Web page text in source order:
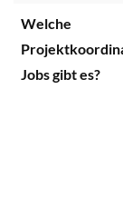
Welche
Jobs gibt es?